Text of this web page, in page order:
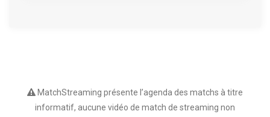
MatchStreaming présente l’agenda des matchs à titre
informatif, aucune vidéo de match de streaming non